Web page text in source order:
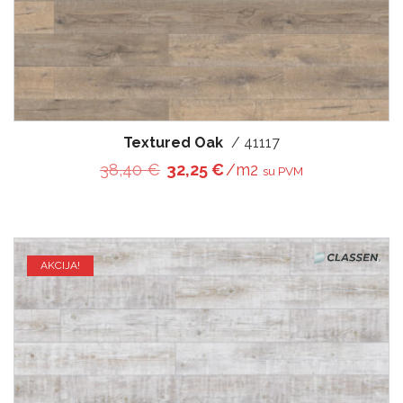
Textured Oak / 41117
38,40€ Original price was: 38,40 €.
32,25€Current price is: 32,25
/m2 su PVM
AKCIJA!